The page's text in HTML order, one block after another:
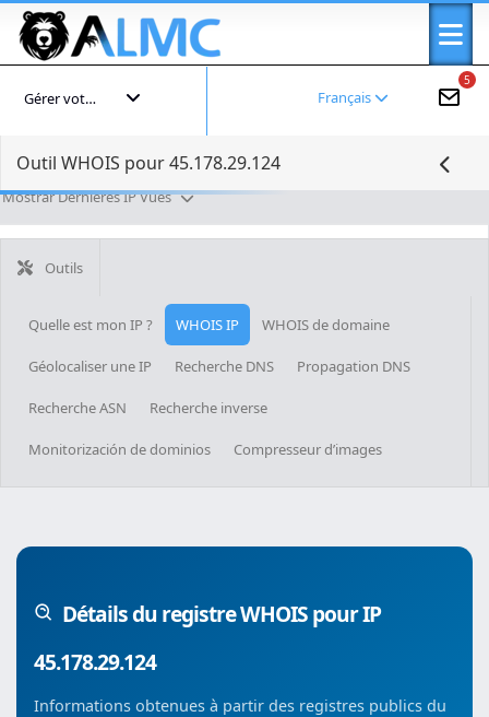
5
Français
Gérer votre compte
Outil WHOIS pour 45.178.29.124
Mostrar Dernières IP Vues
Outils
Quelle est mon IP ? WHOIS IP WHOIS de domaine
Géolocaliser une IP Recherche DNS Propagation DNS
Recherche ASN Recherche inverse
Monitorización de dominios Compresseur d’images
Détails du registre WHOIS pour IP
45.178.29.124
Informations obtenues à partir des registres publics du